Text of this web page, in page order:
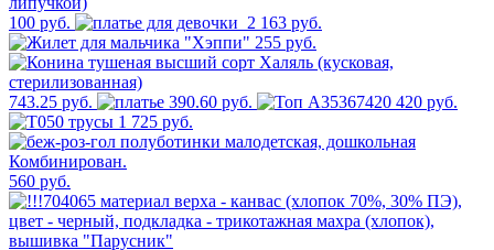
100 руб.
2 163 руб.
255 руб.
743.25 руб. 390.60 руб.
420 руб.
1 725 руб.
560 руб.